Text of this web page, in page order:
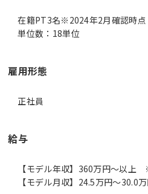
在籍PT3名※2024年2月確認時点
単位数：18単位
雇用形態
正社員
給与
【モデル年収】360万円〜以上
【モデル月収】24.5万円〜